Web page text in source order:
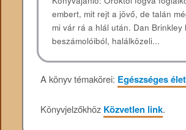
embert, mit rejt a jövő, de talán
mi vár rá a hlál után. Dan Brinkley
beszámolóiból, halálközeli...
A könyv témakörei: Egészséges
Könyvjelzőkhöz Közvetlen link.